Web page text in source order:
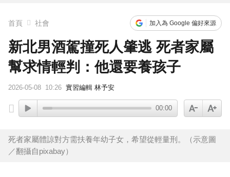
首頁 社會 加入為 Google 偏好來源
新北男酒駕撞死人肇逃 死者家屬
幫求情輕判：他還要養孩子
2026-05-08 10:26 實習編輯 林予安
00:00
死者家屬體諒對方需扶養年幼子女，希望從輕量刑。（示意圖
／翻攝自pixabay）